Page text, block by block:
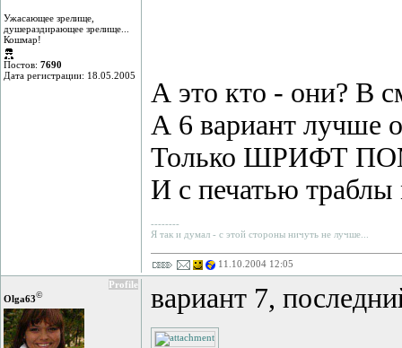
Ужасающее зрелище,
душераздирающее зрелище...
Кошмар!
Постов: 7690
Дата регистрации: 18.05.2005
А это кто - они? В
А 6 вариант лучше
Только ШРИФТ
И с печатью траблы
--------
Я так и думал - с этой стороны ничуть не лучше...
11.10.2004 12:05
Profile
Olga63© вариант 7,